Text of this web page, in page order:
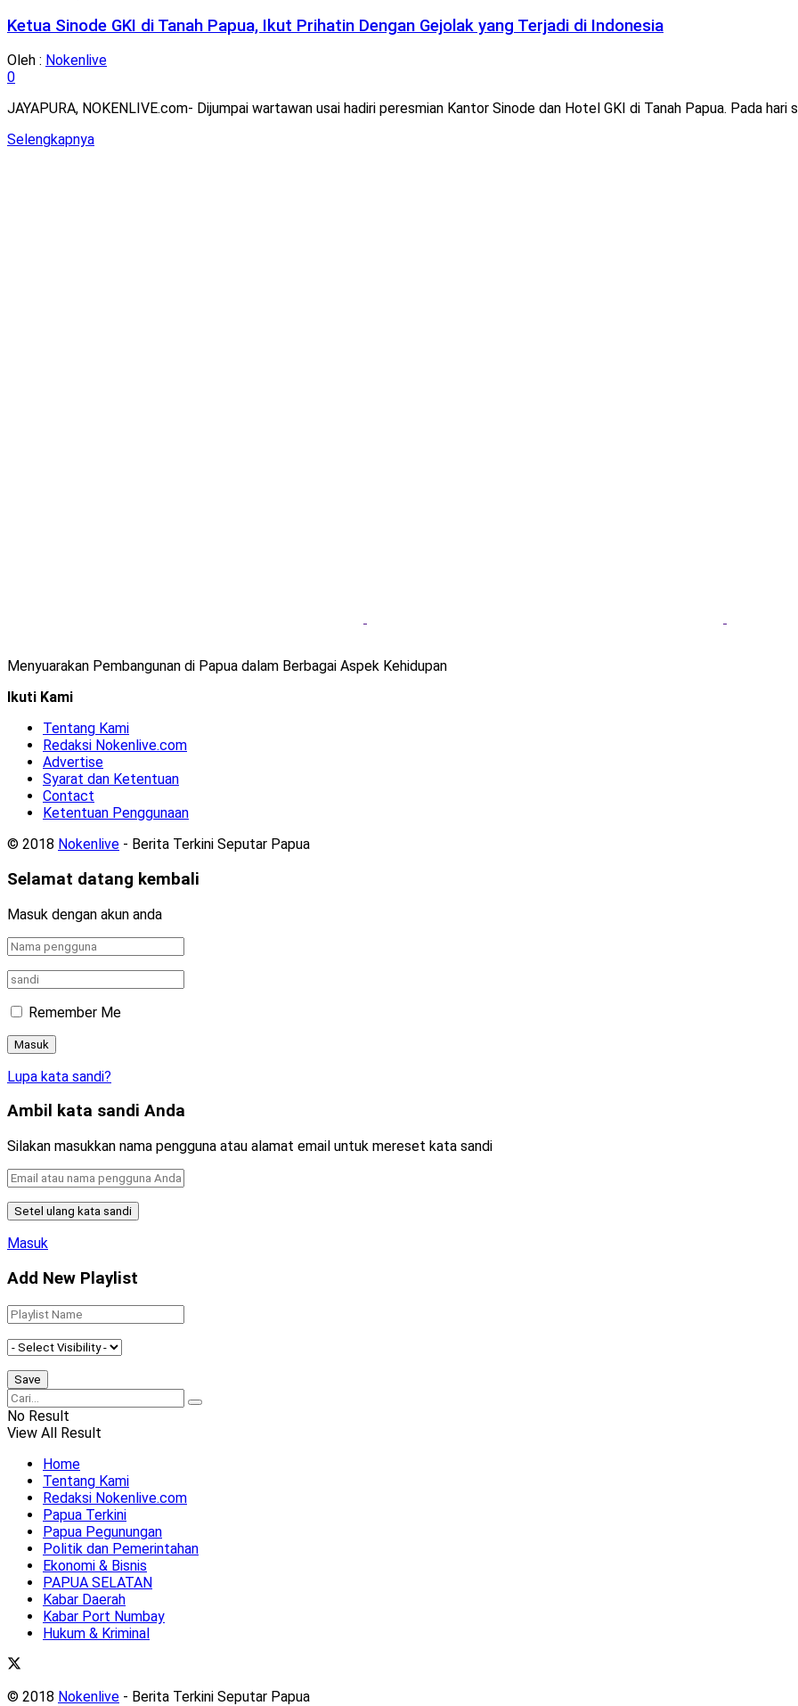
Ketua Sinode GKI di Tanah Papua, Ikut Prihatin Dengan Gejolak yang Terjadi di Indonesia
Oleh : Nokenlive
0
JAYAPURA, NOKENLIVE.com- Dijumpai wartawan usai hadiri peresmian Kantor Sinode dan Hotel GKI di Tanah Papua. Pada
SelengkapnyaDetails
Menyuarakan Pembangunan di Papua dalam Berbagai Aspek Kehidupan
Ikuti Kami
Tentang Kami
Redaksi Nokenlive.com
Advertise
Syarat dan Ketentuan
Contact
Ketentuan Penggunaan
© 2018 Nokenlive - Berita Terkini Seputar Papua
Selamat datang kembali
Masuk dengan akun anda
Remember Me
Lupa kata sandi?
Ambil kata sandi Anda
Silakan masukkan nama pengguna atau alamat email untuk mereset kata sandi
Masuk
Add New Playlist
No Result
View All Result
Home
Tentang Kami
Redaksi Nokenlive.com
Papua Terkini
Papua Pegunungan
Politik dan Pemerintahan
Ekonomi & Bisnis
PAPUA SELATAN
Kabar Daerah
Kabar Port Numbay
Hukum & Kriminal
© 2018 Nokenlive - Berita Terkini Seputar Papua